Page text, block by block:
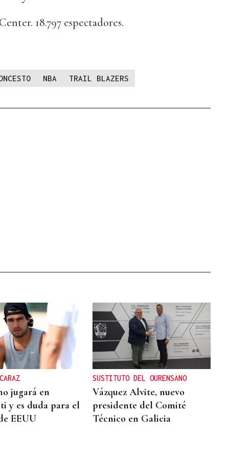
18.797 espectadores.
NBA TRAIL BLAZERS
jugará en
y es duda para el
EEUU
SUSTITUTO DEL OURENSANO
Vázquez Alvite, nuevo
presidente del Comité
Técnico en Galicia